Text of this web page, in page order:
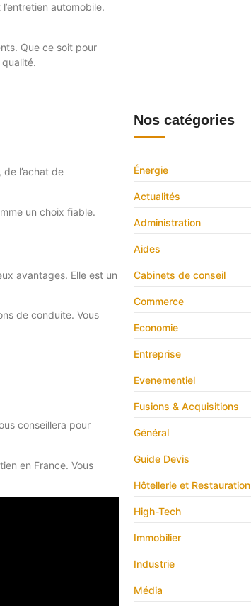
automobile.
Que ce soit pour
l’achat de
un choix fiable.
avantages. Elle est un
de conduite. Vous
conseillera pour
en France. Vous
Nos catégories
Énergie
Actualités
Administration
Aides
Cabinets de conseil
Commerce
Economie
Entreprise
Evenementiel
Fusions & Acquisitions
Général
Guide Devis
Hôtellerie et Restauration
High-Tech
Immobilier
Industrie
Média